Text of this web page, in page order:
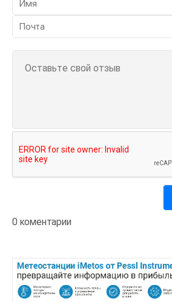
0 коментарии